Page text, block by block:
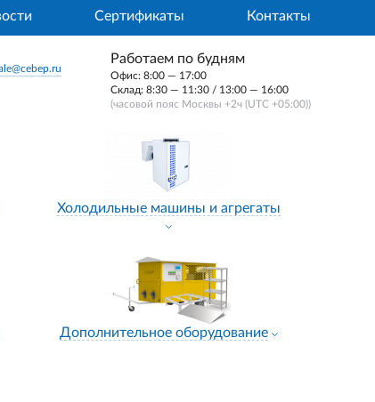
Сертификаты Контакты
Работаем по будням
Офис: 8:00 — 17:00
Склад: 8:30 — 11:30 / 13:00 — 16:00
(часовой пояс Москвы +2ч (UTC +05:00))
Холодильные машины и агрегаты
Дополнительное оборудование